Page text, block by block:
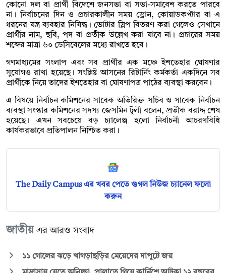
কোনো দল বা প্রার্থী বিদেশে জনসভা বা সভা-সমাবেশ করতে পারবে
না। নির্বাচনের দিন ও প্রচারকালীন সময় ড্রোন, কোয়াডকপ্টার বা এ
ধরনের যন্ত্র ব্যবহার নিষিদ্ধ। ভোটার স্লিপ বিতরণ করা গেলেও সেখানে
প্রার্থীর নাম, ছবি, পদ বা প্রতীক উল্লেখ করা যাবে না। প্রচারের সময়
শব্দের মাত্রা ৬০ ডেসিবেলের মধ্যে রাখতে হবে।
গণমাধ্যমের সংলাপ এবং সব প্রার্থীর এক মঞ্চে ইশতেহার ঘোষণার
সুযোগও রাখা হয়েছে। সংশ্লিষ্ট আসনের রিটার্নিং কর্মকর্তা একদিনে সব
প্রার্থীকে নিয়ে তাদের ইশতেহার বা ঘোষণাপত্র পাঠের ব্যবস্থা করবেন।
এ বিষয়ে নির্বাচন কমিশনের সাবেক অতিরিক্ত সচিব ও সাবেক নির্বাচন
ব্যবস্থা সংস্কার কমিশনের সদস্য জেসমিন টুলী বলেন, প্রতীক বরাদ্দ শেষ
হয়েছে। এখন সবচেয়ে বড় চ্যালেঞ্জ হলো নির্বাচনী আচরণবিধি
কার্যকরভাবে প্রতিপালন নিশ্চিত করা।
The Daily Campus এর খবর পেতে গুগল নিউজ চ্যানেল ফলো
করুন
জাতীয় এর আরও সংবাদ
১১ গোলের ঝড়ে খাগড়াছড়ির মেয়েদের দাপুটে জয়